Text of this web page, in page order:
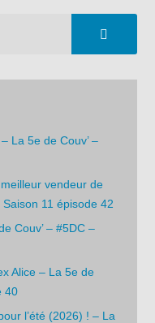
La 5e de Couv’ –
vendeur de
11 épisode 42
Couv’ – #5DC –
Alice – La 5e de
40
l’été (2026) ! – La